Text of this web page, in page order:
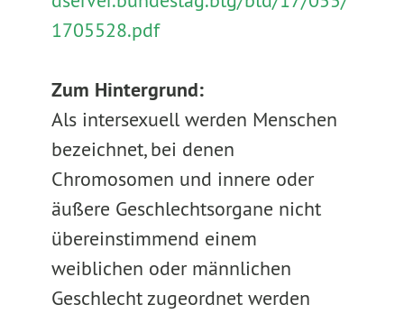
1705528.pdf
Zum Hintergrund:
Als intersexuell werden Menschen
bezeichnet, bei denen
Chromosomen und innere oder
äußere Geschlechtsorgane nicht
übereinstimmend einem
weiblichen oder männlichen
Geschlecht zugeordnet werden